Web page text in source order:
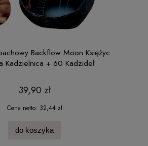
Backflow Moon Księżyc
Kadzielnica + 60 Kadzideł
39,90 zł
Cena netto: 32,44 zł
do koszyka